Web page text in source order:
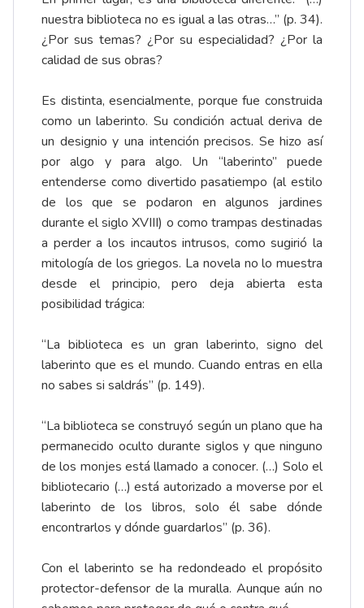
nuestra biblioteca no es igual a las otras…” (p. 34).
¿Por sus temas? ¿Por su especialidad? ¿Por la
calidad de sus obras?
Es distinta, esencialmente, porque fue construida
como un laberinto. Su condición actual deriva de
un designio y una intención precisos. Se hizo así
por algo y para algo. Un “laberinto” puede
entenderse como divertido pasatiempo (al estilo
de los que se podaron en algunos jardines
durante el siglo XVIII) o como trampas destinadas
a perder a los incautos intrusos, como sugirió la
mitología de los griegos. La novela no lo muestra
desde el principio, pero deja abierta esta
posibilidad trágica:
“La biblioteca es un gran laberinto, signo del
laberinto que es el mundo. Cuando entras en ella
no sabes si saldrás” (p. 149).
“La biblioteca se construyó según un plano que ha
permanecido oculto durante siglos y que ninguno
de los monjes está llamado a conocer. (…) Solo el
bibliotecario (…) está autorizado a moverse por el
laberinto de los libros, solo él sabe dónde
encontrarlos y dónde guardarlos” (p. 36).
Con el laberinto se ha redondeado el propósito
protector-defensor de la muralla. Aunque aún no